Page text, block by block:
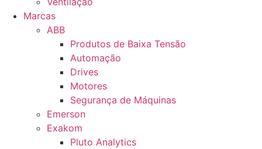
Marcas
ABB
Produtos de Baixa Tensão
Automação
Drives
Motores
Segurança de Máquinas
Emerson
Exakom
Pluto Analytics